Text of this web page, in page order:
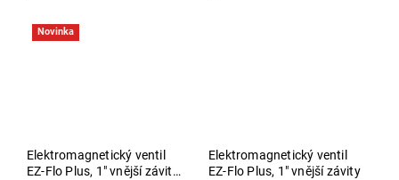
Novinka
Elektromagnetický ventil
EZ-Flo Plus, 1" vnější závit,
Elektromagnetický ventil
EZ-Flo Plus, 1" vnější závity